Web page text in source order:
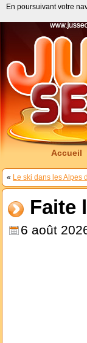
Accueil
« Le ski dans les Alpes
Faite
6 août
En poursuivant votre